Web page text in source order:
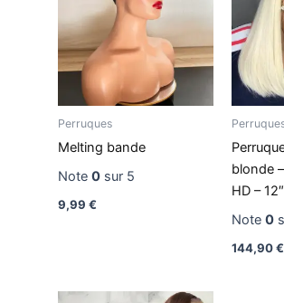
Perruques
Melting bande
Note 0sur 5
9,99 €
blonde
HD – 12″
Note 0
144,90€